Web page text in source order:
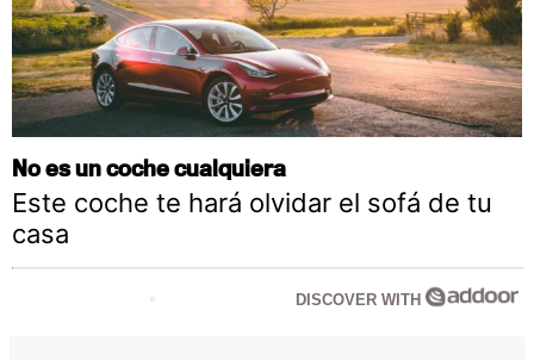
No es un coche cualquiera
Este coche te hará olvidar el sofá de tu
casa
DISCOVER WITH